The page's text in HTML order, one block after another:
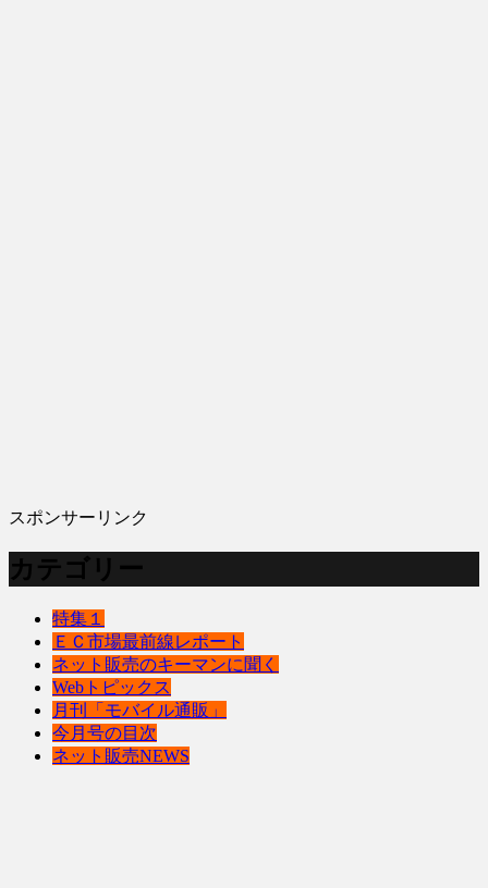
スポンサーリンク
カテゴリー
特集１
ＥＣ市場最前線レポート
ネット販売のキーマンに聞く
Webトピックス
月刊「モバイル通販」
今月号の目次
ネット販売NEWS